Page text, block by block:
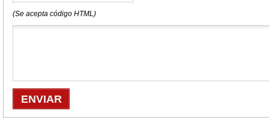
(Se acepta código HTML)